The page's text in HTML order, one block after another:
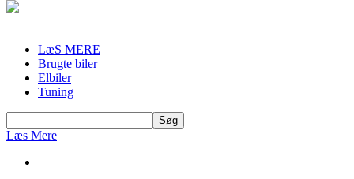
LæS MERE
Brugte biler
Elbiler
Tuning
Læs Mere